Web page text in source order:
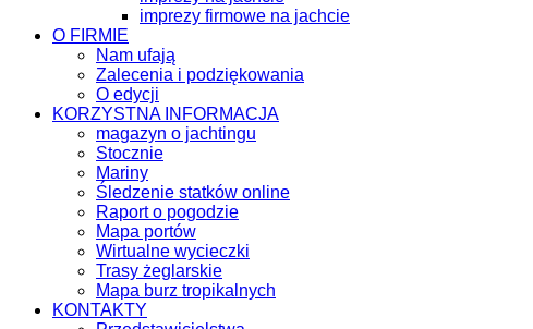
imprezy firmowe na jachcie
O FIRMIE
Nam ufają
Zalecenia i podziękowania
O edycji
KORZYSTNA INFORMACJA
magazyn o jachtingu
Stocznie
Mariny
Śledzenie statków online
Raport o pogodzie
Mapa portów
Wirtualne wycieczki
Trasy żeglarskie
Mapa burz tropikalnych
KONTAKTY